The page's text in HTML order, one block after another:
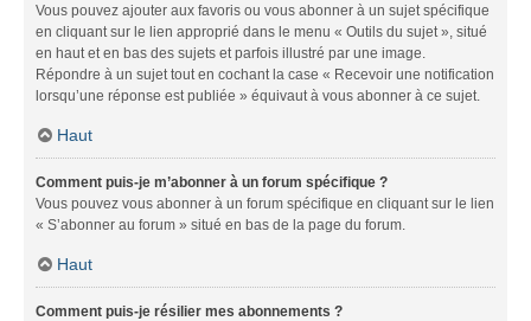
Vous pouvez ajouter aux favoris ou vous abonner à un sujet spécifique
en cliquant sur le lien approprié dans le menu « Outils du sujet », situé
en haut et en bas des sujets et parfois illustré par une image.
Répondre à un sujet tout en cochant la case « Recevoir une notification
lorsqu’une réponse est publiée » équivaut à vous abonner à ce sujet.
Haut
Comment puis-je m’abonner à un forum spécifique ?
Vous pouvez vous abonner à un forum spécifique en cliquant sur le lien
« S’abonner au forum » situé en bas de la page du forum.
Haut
Comment puis-je résilier mes abonnements ?